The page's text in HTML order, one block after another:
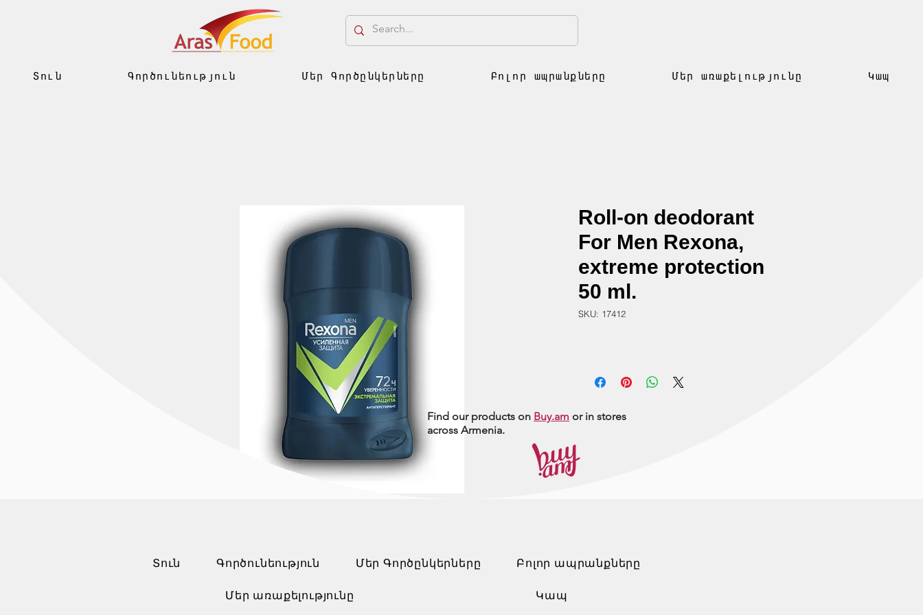
Տուն Գործունեություն Մեր Գործընկերները Բոլոր ապրանքները Մեր առաքելությունը Կապ
Roll-on deodorant
For Men Rexona,
extreme protection
50 ml.
SKU: 17412
Find our products on Buy.am or in stores
across Armenia.
Տուն Գործունեություն Մեր Գործընկերները Բոլոր ապրանքները
Մեր առաքելությունը Կապ